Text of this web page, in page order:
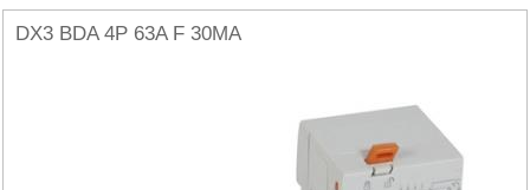
DX3 BDA 4P 63A F 30MA